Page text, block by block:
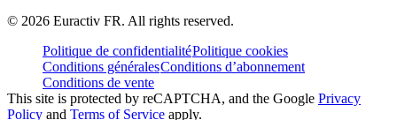
© 2026 Euractiv FR. All rights reserved.
Politique de confidentialitéPolitique cookies
Conditions généralesConditions d’abonnement
Conditions de vente
This site is protected by reCAPTCHA, and the Google Privacy
Policy and Terms of Service apply.